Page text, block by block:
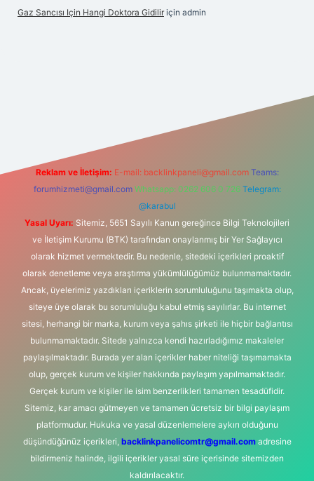
Gaz Sancısı Için Hangi Doktora Gidilir için admin
Reklam ve İletişim: E-mail: backlinkpaneli@gmail.com Teams:
forumhizmeti@gmail.com Whatsapp: 0262 606 0 726 Telegram:
@karabul
Yasal Uyarı: Sitemiz, 5651 Sayılı Kanun gereğince Bilgi Teknolojileri
ve İletişim Kurumu (BTK) tarafından onaylanmış bir Yer Sağlayıcı
olarak hizmet vermektedir. Bu nedenle, sitedeki içerikleri proaktif
olarak denetleme veya araştırma yükümlülüğümüz bulunmamaktadır.
Ancak, üyelerimiz yazdıkları içeriklerin sorumluluğunu taşımakta olup,
siteye üye olarak bu sorumluluğu kabul etmiş sayılırlar. Bu internet
sitesi, herhangi bir marka, kurum veya şahıs şirketi ile hiçbir bağlantısı
bulunmamaktadır. Sitede yalnızca kendi hazırladığımız makaleler
paylaşılmaktadır. Burada yer alan içerikler haber niteliği taşımamakta
olup, gerçek kurum ve kişiler hakkında paylaşım yapılmamaktadır.
Gerçek kurum ve kişiler ile isim benzerlikleri tamamen tesadüfidir.
Sitemiz, kar amacı gütmeyen ve tamamen ücretsiz bir bilgi paylaşım
platformudur. Hukuka ve yasal düzenlemelere aykırı olduğunu
düşündüğünüz içerikleri, backlinkpanelicomtr@gmail.comadresine
bildirmeniz halinde, ilgili içerikler yasal süre içerisinde sitemizden
kaldırılacaktır.